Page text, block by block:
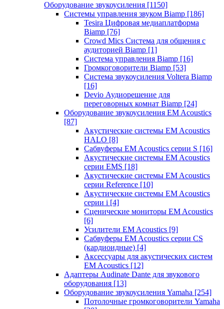
Оборудование звукоусиления [1150]
Системы управления звуком Biamp [186]
Tesira Цифровая медиаплатформа
Biamp [76]
Crowd Mics Система для общения с
аудиторией Biamp [1]
Система управления Biamp [16]
Громкоговорители Biamp [53]
Система звукоусиления Voltera Biamp
[16]
Devio Аудиорешение для
переговорных комнат Biamp [24]
Оборудование звукоусиления EM Acoustics
[87]
Акустические системы EM Acoustics
HALO [8]
Сабвуферы EM Acoustics серии S [16]
Акустические системы EM Acoustics
серии EMS [18]
Акустические системы EM Acoustics
серии Reference [10]
Акустические системы EM Acoustics
серии i [4]
Сценические мониторы EM Acoustics
[6]
Усилители EM Acoustics [9]
Сабвуферы EM Acoustics серии CS
(кардиоидные) [4]
Аксессуары для акустических систем
EM Acoustics [12]
Адаптеры Audinate Dante для звукового
оборудования [13]
Оборудование звукоусиления Yamaha [254]
Потолочные громкоговорители Yamaha